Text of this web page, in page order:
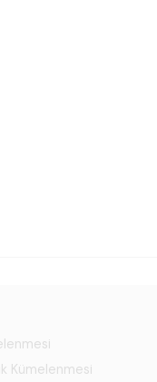
Kümelenmesi